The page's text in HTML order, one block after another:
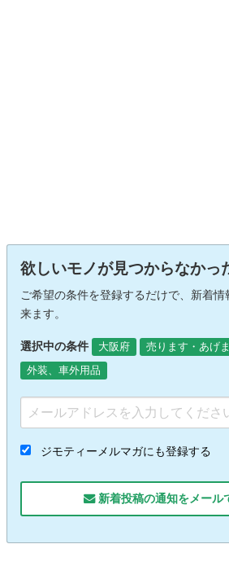
欲しいモノが見つからなかっ
ご希望の条件を登録するだけで、新着
来ます。
選択中の条件 大阪府 売ります・あげ
外装、車外用品
ジモティーメルマガにも登録する
新着投稿の通知をメール